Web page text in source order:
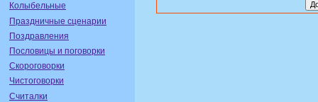
Колыбельные
Праздничные сценарии
Поздравления
Пословицы и поговорки
Скороговорки
Чистоговорки
Считалки